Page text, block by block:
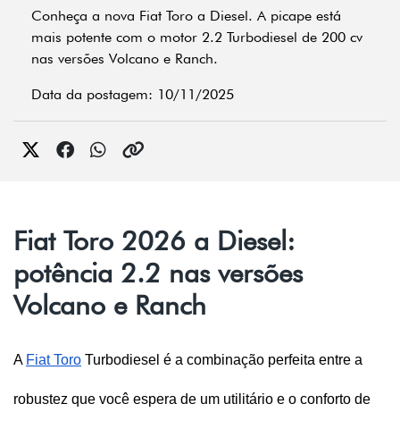
Conheça a nova Fiat Toro a Diesel. A picape está
mais potente com o motor 2.2 Turbodiesel de 200 cv
nas versões Volcano e Ranch.
Data da postagem: 10/11/2025
Fiat Toro 2026 a Diesel:
potência 2.2 nas versões
Volcano e Ranch
A Fiat Toro Turbodiesel é a combinação perfeita entre a
robustez que você espera de um utilitário e o conforto de